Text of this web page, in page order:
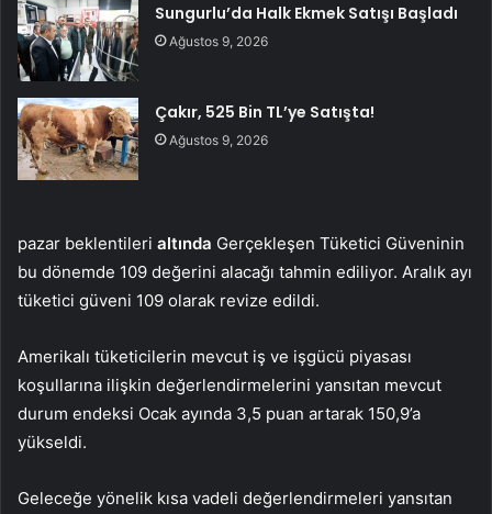
Sungurlu’da Halk Ekmek Satışı Başladı
Ağustos 9, 2026
Çakır, 525 Bin TL’ye Satışta!
Ağustos 9, 2026
pazar beklentileri altında Gerçekleşen Tüketici Güveninin
bu dönemde 109 değerini alacağı tahmin ediliyor. Aralık ayı
tüketici güveni 109 olarak revize edildi.
Amerikalı tüketicilerin mevcut iş ve işgücü piyasası
koşullarına ilişkin değerlendirmelerini yansıtan mevcut
durum endeksi Ocak ayında 3,5 puan artarak 150,9’a
yükseldi.
Geleceğe yönelik kısa vadeli değerlendirmeleri yansıtan